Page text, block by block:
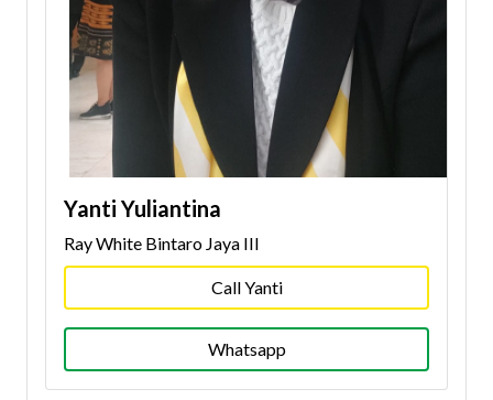
Yanti Yuliantina
Ray White Bintaro Jaya III
Call Yanti
Whatsapp